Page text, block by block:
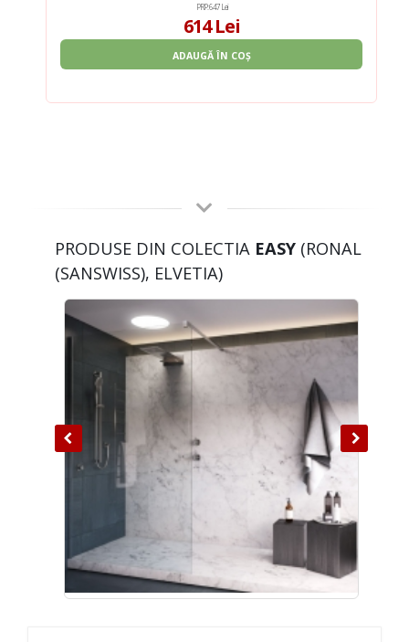
PRP: 647 Lei
614 Lei
ADAUGĂ ÎN COȘ
PRODUSE DIN COLECTIA EASY (RONAL
(SANSWISS), ELVETIA)